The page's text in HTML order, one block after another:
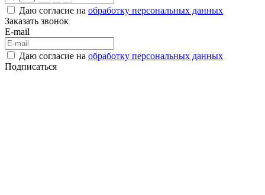
Даю согласие на обработку персональных данных
Заказать звонок
E-mail
Даю согласие на обработку персональных данных
Подписаться